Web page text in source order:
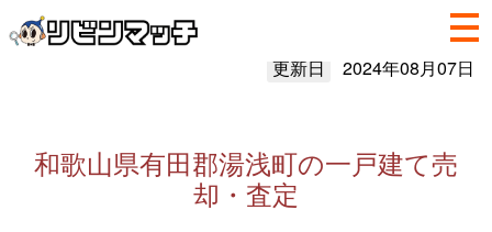
更新日 2024年08月07日
和歌山県有田郡湯浅町の一戸建て売
却・査定